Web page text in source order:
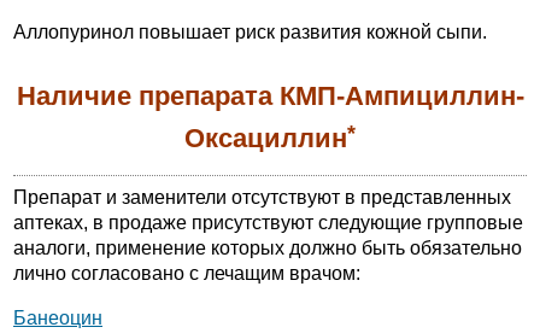
Аллопуринол повышает риск развития кожной сыпи.
Наличие препарата КМП-Ампициллин-
Оксациллин*
Препарат и заменители отсутствуют в представленных
аптеках, в продаже присутствуют следующие групповые
аналоги, применение которых должно быть обязательно
лично согласовано с лечащим врачом:
Банеоцин